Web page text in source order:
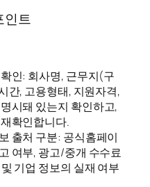
인트
인: 회사명, 근무지(구
간, 고용형태, 지원자격,
시돼 있는지 확인하고,
확인합니다.
출처 구분: 공식홈페이
여부, 광고/중개 수수료
기업 정보의 실재 여부